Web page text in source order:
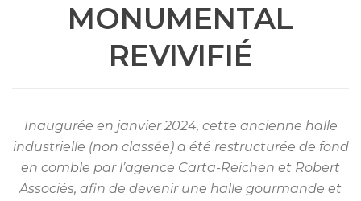
MONUMENTAL
REVIVIFIÉ
Inaugurée en janvier 2024, cette ancienne halle
industrielle (non classée) a été restructurée de fond
en comble par l’agence Carta-Reichen et Robert
Associés, afin de devenir une halle gourmande et